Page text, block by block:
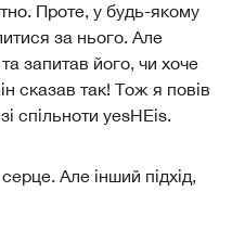
Проте, у будь-якому
за нього. Але
запитав його, чи хоче
сказав так! Тож я повів
спільноти yesHEis.
Але інший підхід,